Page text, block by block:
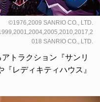
©1976,2009 SANRIO CO., LTD.
018 SANRIO CO., LTD.
トラクション『サンリ
レディキティハウス』